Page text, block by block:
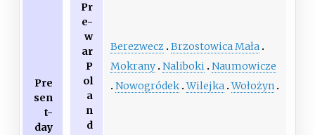
Pre
sen
t-
day
Pr
e-
w
ar
P
ol
a
n
d
Berezwecz Brzostowica Mała
Mokrany Naliboki Naumowicze
Nowogródek Wilejka Wołożyn